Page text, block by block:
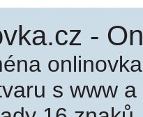
-
s www